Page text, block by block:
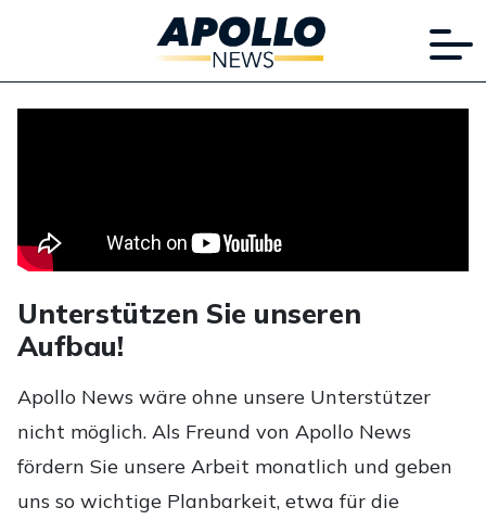
Unterstützen Sie unseren
Aufbau!
Apollo News wäre ohne unsere Unterstützer
nicht möglich. Als Freund von Apollo News
fördern Sie unsere Arbeit monatlich und geben
uns so wichtige Planbarkeit, etwa für die